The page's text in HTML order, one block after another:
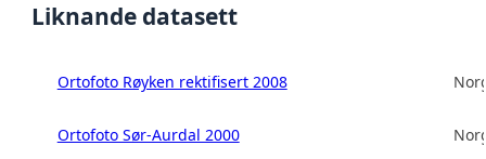
Liknande datasett
Ortofoto Røyken rektifisert 2008
Ortofoto Sør-Aurdal 2000